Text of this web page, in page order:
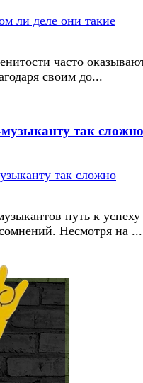
часто
своим до...
так сложно
путь к успеху
Несмотря на ...